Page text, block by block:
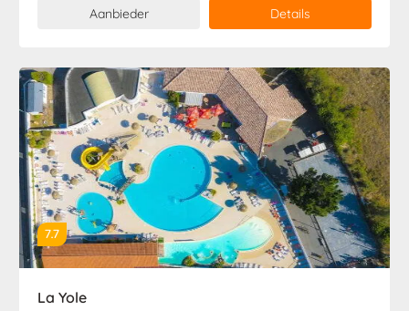
Aanbieder Details
7.7
La Yole